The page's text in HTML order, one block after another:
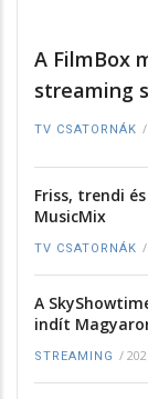
A FilmBox
streaming
TV CSATORNÁK /
Friss, trendi
MusicMix
TV CSATORNÁK /
A
indít
STREAMING /